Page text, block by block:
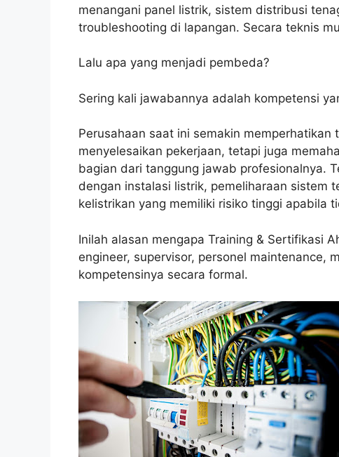
menangani panel listrik, sistem distribusi
troubleshooting di lapangan. Secara teknis
Lalu apa yang menjadi pembeda?
Sering kali jawabannya adalah kompetensi
Perusahaan saat ini semakin
menyelesaikan pekerjaan, tetapi juga
bagian dari tanggung jawab profesionalnya.
dengan instalasi listrik, pemeliharaan sistem
kelistrikan yang memiliki risiko tinggi apabila
Inilah alasan mengapa Training & Sertifikasi
engineer, supervisor, personel maintenance,
kompetensinya secara formal.